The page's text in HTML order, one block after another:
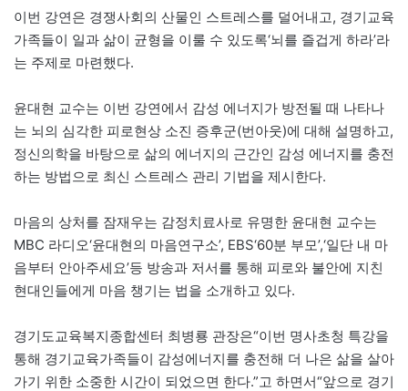
이번 강연은 경쟁사회의 산물인 스트레스를 덜어내고, 경기교육
가족들이 일과 삶이 균형을 이룰 수 있도록‘뇌를 즐겁게 하라’라
는 주제로 마련했다.
윤대현 교수는 이번 강연에서 감성 에너지가 방전될 때 나타나
는 뇌의 심각한 피로현상 소진 증후군(번아웃)에 대해 설명하고,
정신의학을 바탕으로 삶의 에너지의 근간인 감성 에너지를 충전
하는 방법으로 최신 스트레스 관리 기법을 제시한다.
마음의 상처를 잠재우는 감정치료사로 유명한 윤대현 교수는
MBC 라디오‘윤대현의 마음연구소’, EBS‘60분 부모’,‘일단 내 마
음부터 안아주세요’등 방송과 저서를 통해 피로와 불안에 지친
현대인들에게 마음 챙기는 법을 소개하고 있다.
경기도교육복지종합센터 최병룡 관장은“이번 명사초청 특강을
통해 경기교육가족들이 감성에너지를 충전해 더 나은 삶을 살아
가기 위한 소중한 시간이 되었으면 한다.”고 하면서“앞으로 경기